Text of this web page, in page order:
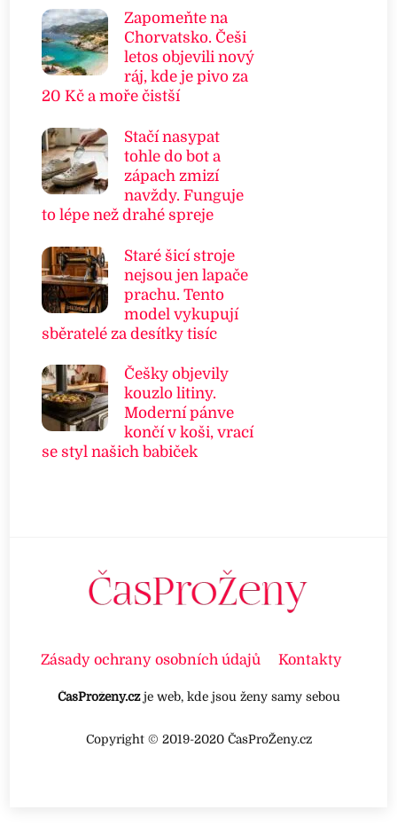
Zapomeňte na
Chorvatsko. Češi
letos objevili nový
ráj, kde je pivo za
20 Kč a moře čistší
Stačí nasypat
tohle do bot a
zápach zmizí
navždy. Funguje
to lépe než drahé spreje
Staré šicí stroje
nejsou jen lapače
prachu. Tento
model vykupují
sběratelé za desítky tisíc
Češky objevily
kouzlo litiny.
Moderní pánve
končí v koši, vrací
se styl našich babiček
Zásady ochrany osobních údajů Kontakty
ČasProženy.czje web, kde jsou ženy samy sebou
Copyright © 2019-2020 ČasProŽeny.cz